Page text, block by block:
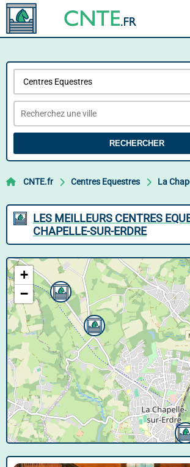
RECHERCHER
CNTE.fr Centres Equestres La
LES MEILLEURS CENTRES
CHAPELLE-SUR-ERDRE
+
−